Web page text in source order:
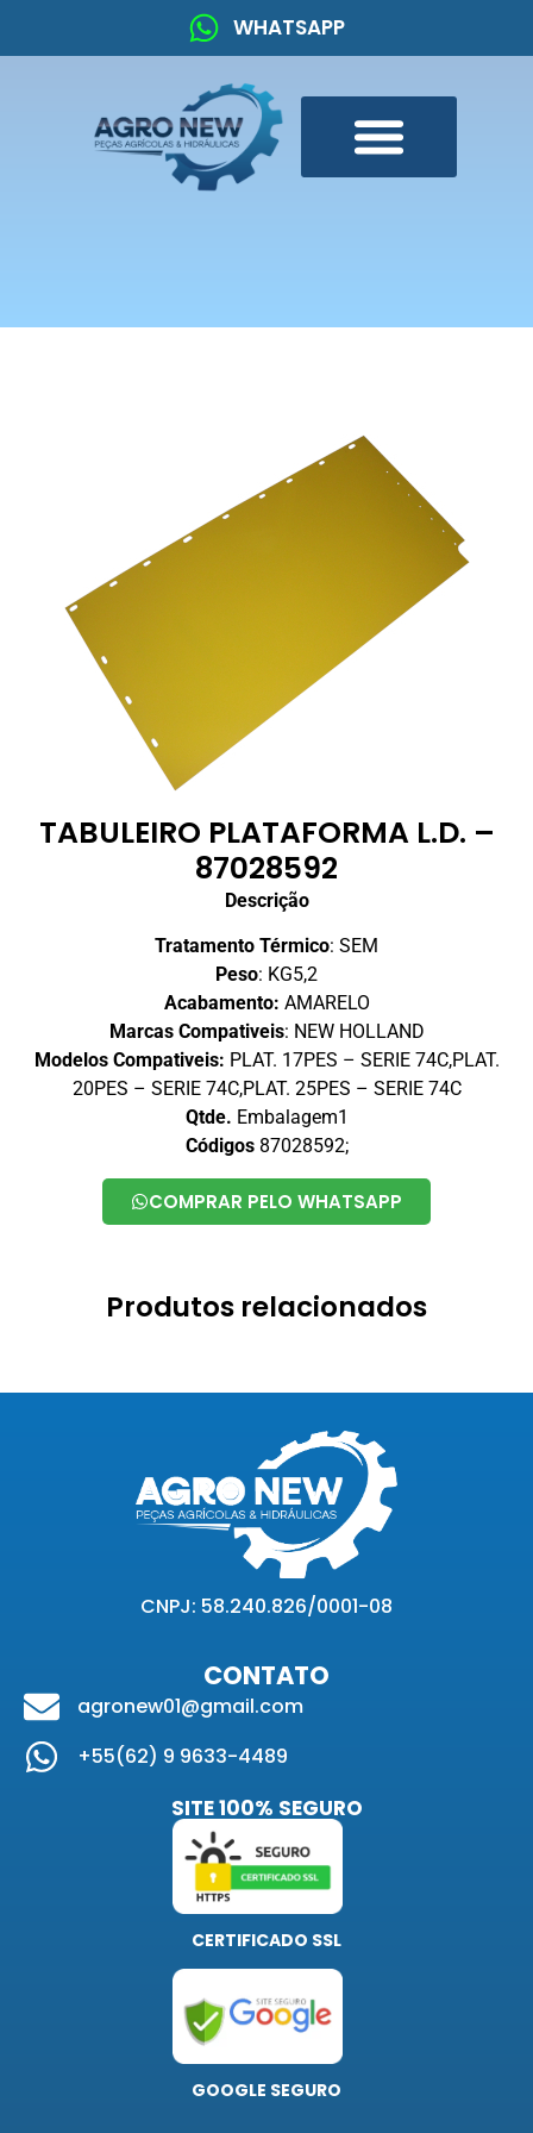
WHATSAPP
TABULEIRO PLATAFORMA L.D. –
87028592
Descrição
Tratamento Térmico: SEM
Peso: KG5,2
Acabamento: AMARELO
Marcas Compativeis: NEW HOLLAND
Modelos Compativeis: PLAT. 17PES – SERIE 74C,PLAT.
20PES – SERIE 74C,PLAT. 25PES – SERIE 74C
Qtde. Embalagem1
Códigos87028592;
COMPRAR PELO WHATSAPP
Produtos relacionados
CNPJ: 58.240.826/0001-08
CONTATO
agronew01@gmail.com
+55(62) 9 9633-4489
SITE 100% SEGURO
CERTIFICADO SSL
GOOGLE SEGURO